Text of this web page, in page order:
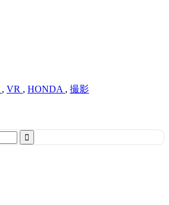
, VR , HONDA , 撮影